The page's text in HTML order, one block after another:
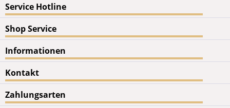
Service Hotline
Shop Service
Informationen
Kontakt
Zahlungsarten